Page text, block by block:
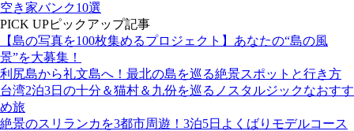
空き家バンク10選
PICK UPピックアップ記事
【島の写真を100枚集めるプロジェクト】あなたの“島の風
景”を大募集！
利尻島から礼文島へ！最北の島を巡る絶景スポットと行き方
台湾2泊3日の十分＆猫村＆九份を巡るノスタルジックなおすす
め旅
絶景のスリランカを3都市周遊！3泊5日よくばりモデルコース